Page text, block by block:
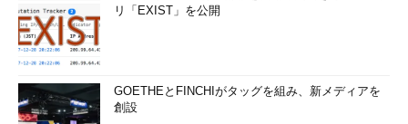
リ「EXIST」を公開
GOETHEとFINCHIがタッグを組み、新メディアを
創設